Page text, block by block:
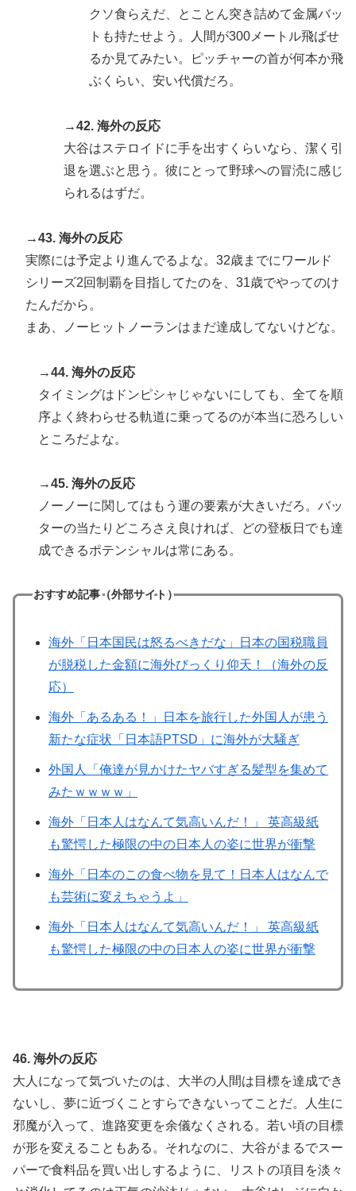
クソ食らえだ、とことん突き詰めて金属バッ
トも持たせよう。人間が300メートル飛ばせ
るか見てみたい。ピッチャーの首が何本か飛
ぶくらい、安い代償だろ。
→42. 海外の反応
大谷はステロイドに手を出すくらいなら、潔く引
退を選ぶと思う。彼にとって野球への冒涜に感じ
られるはずだ。
→43. 海外の反応
実際には予定より進んでるよな。32歳までにワールド
シリーズ2回制覇を目指してたのを、31歳でやってのけ
たんだから。
まあ、ノーヒットノーランはまだ達成してないけどな。
→44. 海外の反応
タイミングはドンピシャじゃないにしても、全てを順
序よく終わらせる軌道に乗ってるのが本当に恐ろしい
ところだよな。
→45. 海外の反応
ノーノーに関してはもう運の要素が大きいだろ。バッ
ターの当たりどころさえ良ければ、どの登板日でも達
成できるポテンシャルは常にある。
おすすめ記事（外部サイト）
海外「日本国民は怒るべきだな」日本の国税職員
が脱税した金額に海外びっくり仰天！（海外の反
応）
海外「あるある！」日本を旅行した外国人が患う
新たな症状「日本語PTSD」に海外が大騒ぎ
外国人「俺達が見かけたヤバすぎる髪型を集めて
みたｗｗｗｗ」
海外「日本人はなんて気高いんだ！」 英高級紙
も驚愕した極限の中の日本人の姿に世界が衝撃
海外「日本のこの食べ物を見て！日本人はなんで
も芸術に変えちゃうよ」
海外「日本人はなんて気高いんだ！」 英高級紙
も驚愕した極限の中の日本人の姿に世界が衝撃
46. 海外の反応
大人になって気づいたのは、大半の人間は目標を達成でき
ないし、夢に近づくことすらできないってことだ。人生に
邪魔が入って、進路変更を余儀なくされる。若い頃の目標
が形を変えることもある。それなのに、大谷がまるでスー
パーで食料品を買い出しするように、リストの項目を淡々